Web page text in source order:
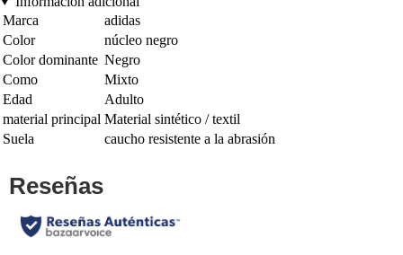
Marca
adidas
Color
núcleo negro
Color dominante Negro
Como
Mixto
Edad
Adulto
material principal Material sintético / textil
Suela
caucho resistente a la abrasión